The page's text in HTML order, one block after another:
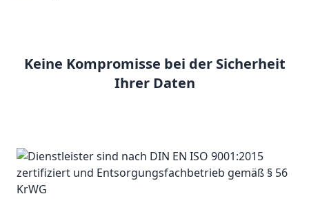
Keine Kompromisse bei der Sicherheit
Ihrer Daten